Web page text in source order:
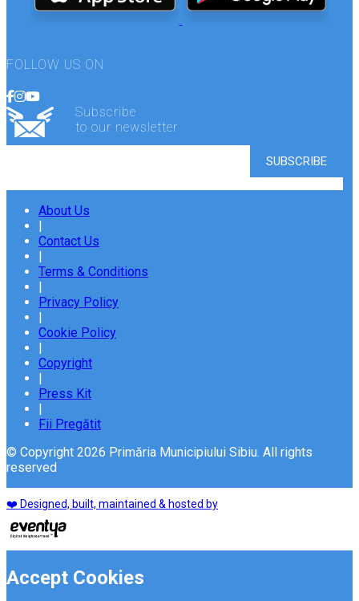
FOLLOW US ON
Subscribe
to our newsletter
About Us
Contact Us
Terms & Conditions
Privacy Policy
Cookie Policy
Copyright
Press Kit
Fii Pregătit
© Copyright 2026 Primăria Municipiului Sibiu. All rights
reserved
❤️ Designed, built, maintained & hosted by
Accept Cookies